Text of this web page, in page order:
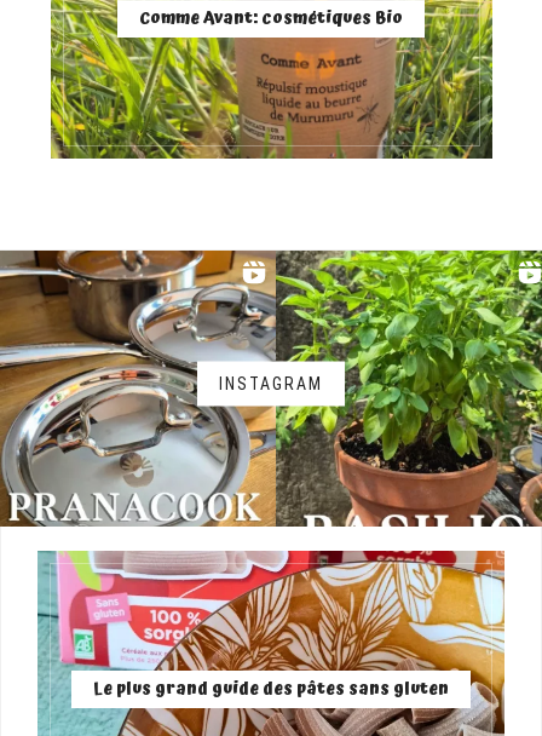
Comme Avant: cosmétiques Bio
INSTAGRAM
Le plus grand guide des pâtes sans gluten